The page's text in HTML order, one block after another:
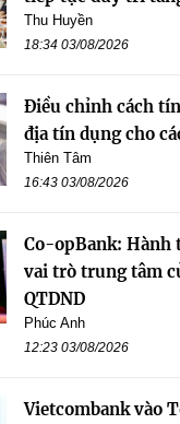
Thu Huyền
18:34 03/08/2026
Điều chỉnh cách
địa tín dụng cho
Thiên Tâm
16:43 03/08/2026
Co-opBank:
vai trò trung tâm
QTDND
Phúc Anh
12:23 03/08/2026
Vietcombank vào